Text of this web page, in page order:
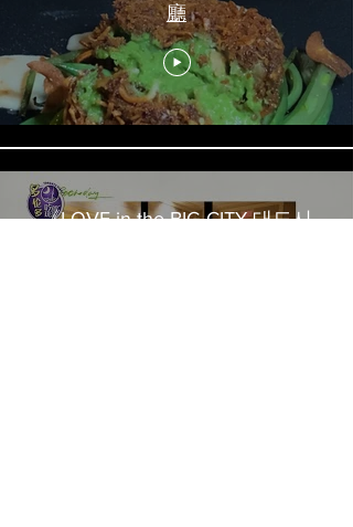
廳
《LOVE in the BIG CITY 대도시